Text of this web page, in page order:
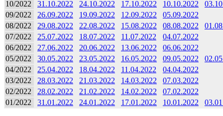
10/2022
31.10.2022 24.10.2022 17.10.2022 10.10.2022
09/2022
26.09.2022 19.09.2022 12.09.2022
05.09.2022
08/2022
29.08.2022 22.08.2022 15.08.2022 08.08.2022
07/2022
25.07.2022 18.07.2022 11.07.2022
04.07.2022
06/2022
27.06.2022 20.06.2022 13.06.2022
06.06.2022
05/2022
30.05.2022 23.05.2022 16.05.2022 09.05.2022
04/2022
25.04.2022 18.04.2022 11.04.2022
04.04.2022
03/2022
28.03.2022 21.03.2022 14.03.2022
07.03.2022
02/2022
28.02.2022 21.02.2022 14.02.2022
07.02.2022
01/2022
31.01.2022 24.01.2022 17.01.2022 10.01.2022